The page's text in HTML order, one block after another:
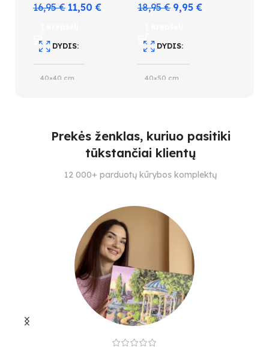
16,95€ 11,50€
DYDIS
40×40 cm
SUDĖTINGUMO LYGIS
18,95€ 9,95€
DYDIS
40×50 cm
3
SPALVŲ KIEKIS
–
Prekės ženklas, kuriuo pasitiki
tūkstančiai klientų
12 000+ parduotų kūrybos komplektų